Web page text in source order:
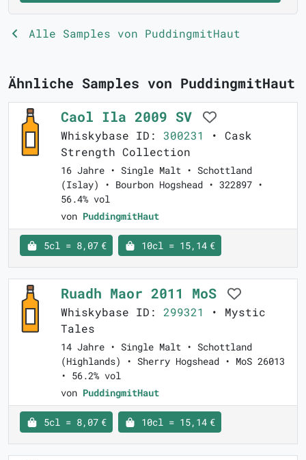
Alle Samples von PuddingmitHaut
Ähnliche Samples von PuddingmitHaut
Caol Ila 2009 SV
Whiskybase ID: 300231
• Cask
Strength Collection
16 Jahre • Single Malt • Schottland
(Islay) • Bourbon Hogshead • 322897 •
56.4% vol
von PuddingmitHaut
5cl = 8,07 € 10cl = 15,14 €
Ruadh Maor 2011 MoS
Whiskybase ID: 299321
• Mystic
Tales
14 Jahre • Single Malt • Schottland
(Highlands) • Sherry Hogshead • MoS 26013
• 56.2% vol
von PuddingmitHaut
5cl = 8,07 € 10cl = 15,14 €